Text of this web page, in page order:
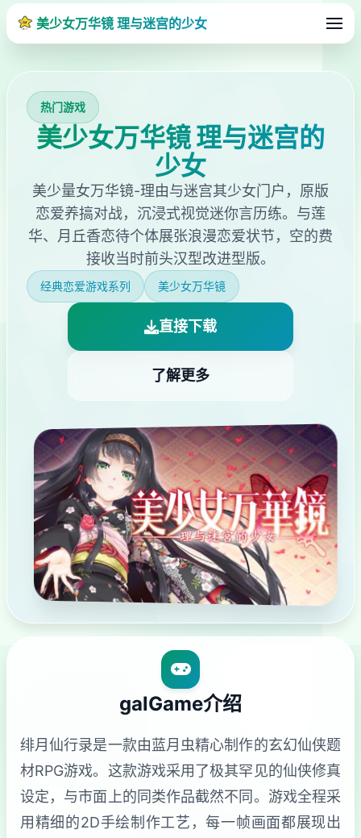
美少女万华镜 理与迷宫的少女
热门游戏
美少女万华镜 理与迷宫的
少女
美少量女万华镜-理由与迷宫其少女门户，原版
恋爱养搞对战，沉浸式视觉迷你言历练。与莲
华、月丘香恋待个体展张浪漫恋爱状节，空的费
接收当时前头汉型改进型版。
经典恋爱游戏系列 美少女万华镜
直接下载
了解更多
galGame介绍
绯月仙行录是一款由蓝月虫精心制作的玄幻仙侠题
材RPG游戏。这款游戏采用了极其罕见的仙侠修真
设定，与市面上的同类作品截然不同。游戏全程采
用精细的2D手绘制作工艺，每一帧画面都展现出